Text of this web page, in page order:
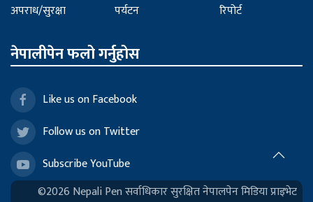
अपराध/सुरक्षा
पर्यटन
रिपोर्ट
नेपालीपेन फलो गर्नुहोस
Like us on Facebook
Follow us on Twitter
Subscribe YouTube
©2026 Nepali Pen सर्वाधिकार सुरक्षित नेपालपेन मिडिया प्राइभेट